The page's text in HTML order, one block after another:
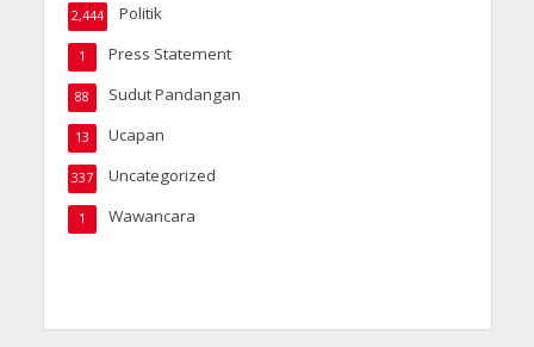
Politik
2,444
Press Statement
1
Sudut Pandangan
88
Ucapan
13
Uncategorized
337
Wawancara
1